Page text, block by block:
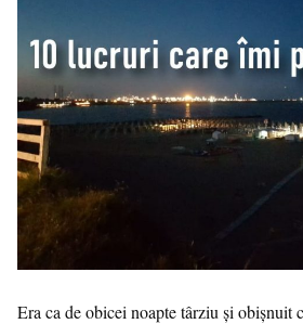
Era ca de obicei noapte târziu și obișnuit